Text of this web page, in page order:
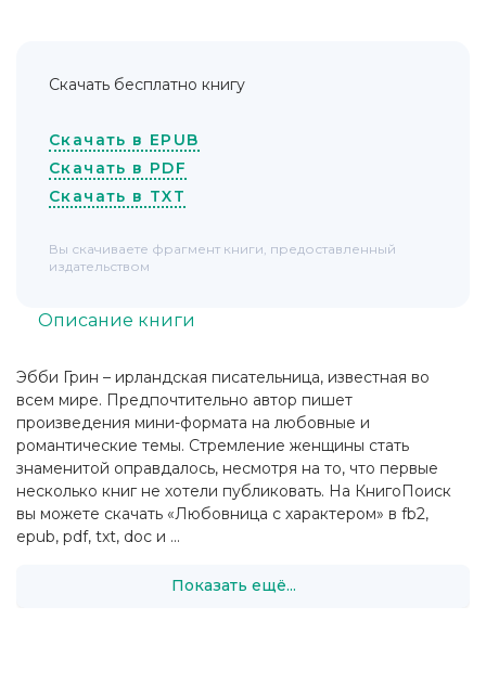
Эбби Грин – ирландская писательница, известная во
всем мире. Предпочтительно автор пишет
произведения мини-формата на любовные и
романтические темы. Стремление женщины стать
знаменитой оправдалось, несмотря на то, что первые
несколько книг не хотели публиковать. На КнигоПоиск
вы можете скачать «Любовница с характером» в fb2,
epub, pdf, txt, doc и ...
Показать ещё...
Описание книги
Скачать бесплатно книгу
Скачать в EPUB
Скачать в PDF
Скачать в TXT
Вы скачиваете фрагмент книги, предоставленный
издательством